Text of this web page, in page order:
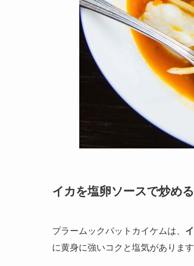
イカを塩卵ソースで炒め
プラームックパットカイケムは、
に黄身に強いコクと塩気があります